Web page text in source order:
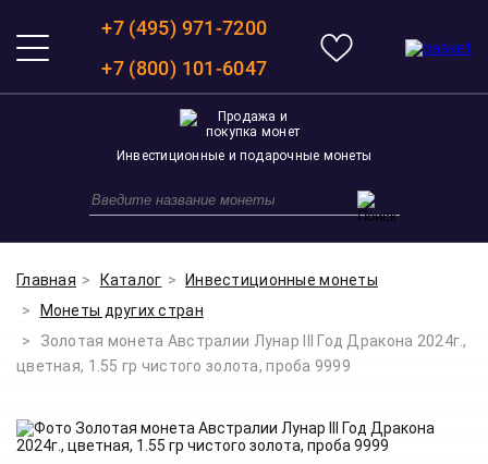
+7 (495) 971-7200
+7 (800) 101-6047
Инвестиционные и подарочные монеты
Главная Каталог
Инвестиционные монеты
Монеты других стран
Золотая монета Австралии Лунар III Год Дракона 2024г.,
цветная, 1.55 гр чистого золота, проба 9999